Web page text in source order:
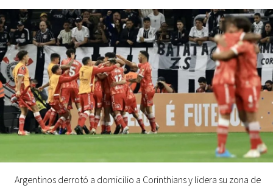
Argentinos derrotó a domicilio a Corinthians y lidera su zona de